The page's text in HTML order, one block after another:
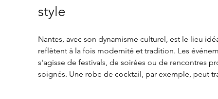
style
Nantes, avec son dynamisme culturel, est le lieu
reflètent à la fois modernité et tradition. Les
s'agisse de festivals, de soirées ou de rencontres
soignés. Une robe de cocktail, par exemple, peut